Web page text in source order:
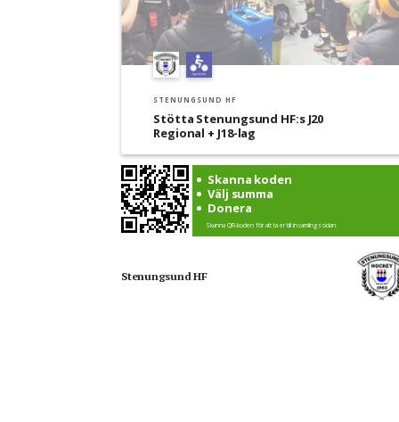
STENUNGSUND HF
Stötta Stenungsund HF:s J20
Regional + J18-lag
Skanna koden
Välj summa
Donera
Skanna QR-koden för att ta er till insamlingssidan.
Stenungsund HF